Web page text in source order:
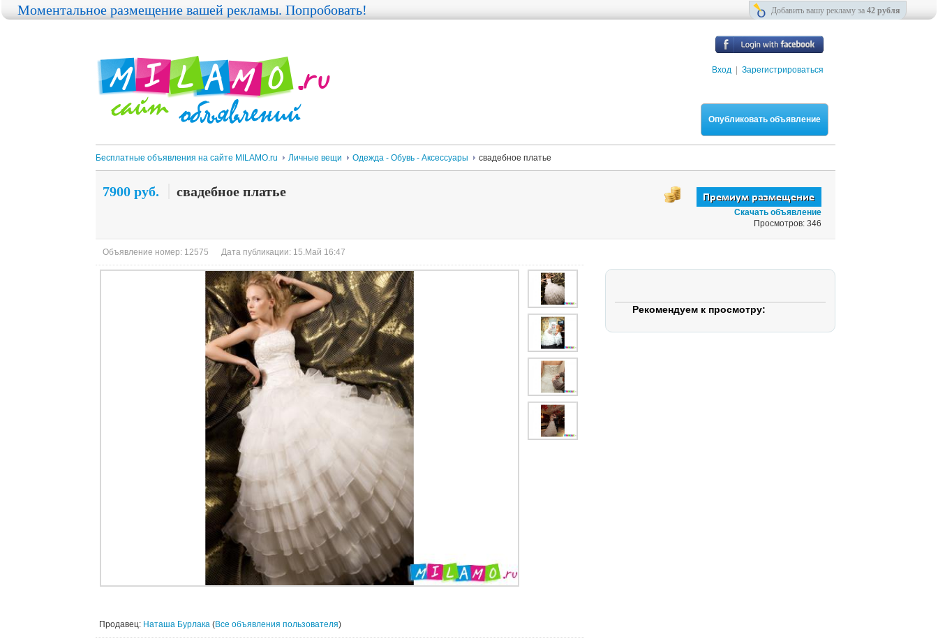
Вход Зарегистрироваться
Опубликовать объявление
Бесплатные объявления на сайте MILAMO.ru Личные вещи Одежда - Обувь - Аксессуары свадебное платье
7900 руб. свадебное платье
Скачать объявление
Просмотров: 346
Объявление номер: 12575 Дата публикации: 15.Май 16:47
Продавец: Наташа Бурлака (Все объявления пользователя)
Моментальное размещение вашей рекламы. Попробовать! Добавить вашу рекламу за 42 рубля
Рекомендуем к просмотру: